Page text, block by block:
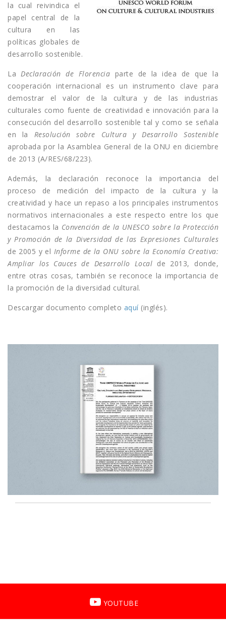
la cual reivindica el
papel central de la
cultura en las
políticas globales de
desarrollo sostenible.
LaDeclaración de Florencia parte de la idea de que la
cooperación internacional es un instrumento clave para
demostrar el valor de la cultura y de las industrias
culturales como fuente de creatividad e innovación para la
consecución del desarrollo sostenible tal y como se señala
en la Resolución sobre Cultura y Desarrollo Sostenible
aprobada por la Asamblea General de la ONU en diciembre
de 2013 (A/RES/68/223).
Además, la declaración reconoce la importancia del
proceso de medición del impacto de la cultura y la
creatividad y hace un repaso a los principales instrumentos
normativos internacionales a este respecto entre los que
destacamos la Convención de la UNESCO sobre la Protección
y Promoción de la Diversidad de las Expresiones Culturales
de 2005 y el Informe de la ONU sobre la Economía Creativa:
Ampliar los Cauces de Desarrollo Local de 2013, donde,
entre otras cosas, también se reconoce la importancia de
la promoción de la diversidad cultural.
Descargar documento completo aquí (inglés).
YOUTUBE